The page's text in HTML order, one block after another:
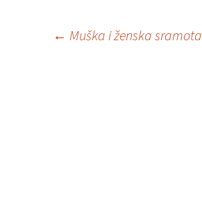
← Muška i ženska sramota